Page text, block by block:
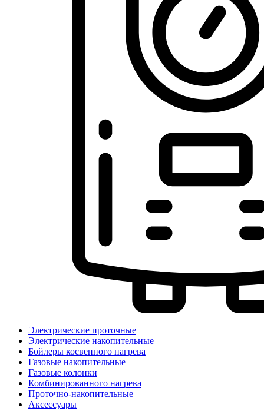
Электрические проточные
Электрические накопительные
Бойлеры косвенного нагрева
Газовые накопительные
Газовые колонки
Комбинированного нагрева
Проточно-накопительные
Аксессуары